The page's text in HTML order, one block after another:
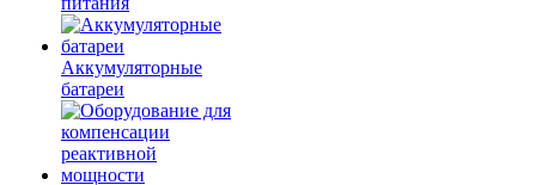
Аккумуляторные
батареи